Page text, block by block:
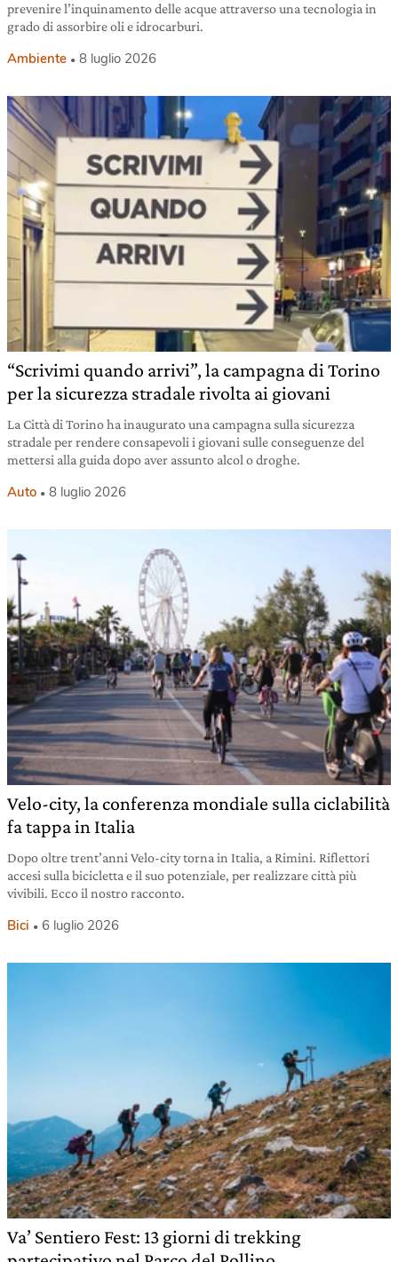
prevenire l’inquinamento delle acque attraverso una tecnologia in
grado di assorbire oli e idrocarburi.
Ambiente 8 luglio 2026
“Scrivimi quando arrivi”, la campagna di Torino
per la sicurezza stradale rivolta ai giovani
La Città di Torino ha inaugurato una campagna sulla sicurezza
stradale per rendere consapevoli i giovani sulle conseguenze del
mettersi alla guida dopo aver assunto alcol o droghe.
Auto 8 luglio 2026
Velo-city, la conferenza mondiale sulla ciclabilità
fa tappa in Italia
Dopo oltre trent’anni Velo-city torna in Italia, a Rimini. Riflettori
accesi sulla bicicletta e il suo potenziale, per realizzare città più
vivibili. Ecco il nostro racconto.
Bici 6 luglio 2026
Va’ Sentiero Fest: 13 giorni di trekking